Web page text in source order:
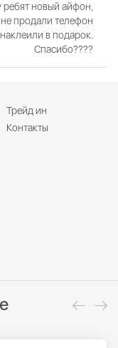
ребят новый айфон,
продали телефон
в подарок.
Спасибо????
Трейд ин
Контакты